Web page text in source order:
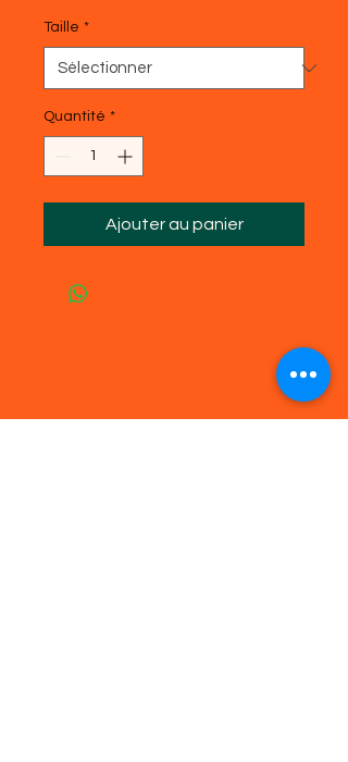
Taille *
Quantité *
Ajouter au panier